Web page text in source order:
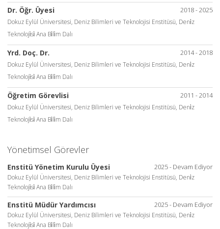
2018 - 2025
Dr. Öğr. Üyesi
Dokuz Eylül Üniversitesi, Deniz Bilimleri ve Teknolojisi Enstitüsü, Deni̇z
Teknoloji̇si̇ Ana Bi̇li̇m Dalı
2014 - 2018
Yrd. Doç. Dr.
Dokuz Eylül Üniversitesi, Deniz Bilimleri ve Teknolojisi Enstitüsü, Deni̇z
Teknoloji̇si̇ Ana Bi̇li̇m Dalı
2011 - 2014
Öğretim Görevlisi
Dokuz Eylül Üniversitesi, Deniz Bilimleri ve Teknolojisi Enstitüsü, Deni̇z
Teknoloji̇si̇ Ana Bi̇li̇m Dalı
Yönetimsel Görevler
2025 - Devam Ediyor
Enstitü Yönetim Kurulu Üyesi
Dokuz Eylül Üniversitesi, Deniz Bilimleri ve Teknolojisi Enstitüsü, Deni̇z
Teknoloji̇si̇ Ana Bi̇li̇m Dalı
2025 - Devam Ediyor
Enstitü Müdür Yardımcısı
Dokuz Eylül Üniversitesi, Deniz Bilimleri ve Teknolojisi Enstitüsü, Deni̇z
Teknoloji̇si̇ Ana Bi̇li̇m Dalı